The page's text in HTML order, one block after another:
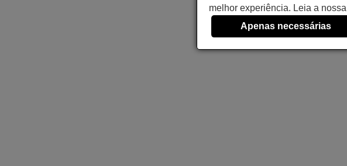
melhor experiência. Leia a nossa
Apenas necessárias